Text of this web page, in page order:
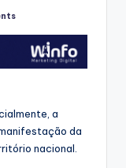
a
da
nacional.